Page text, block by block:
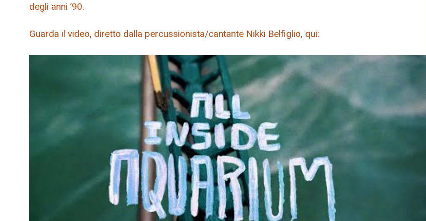
degli anni ’90.
Guarda il video, diretto dalla percussionista/cantante Nikki Belfiglio, qui: